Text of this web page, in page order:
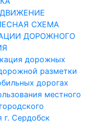
СХЕМА
ДОРОЖНОГО
дорожных
разметки
дорогах
местного
г. Сердобск